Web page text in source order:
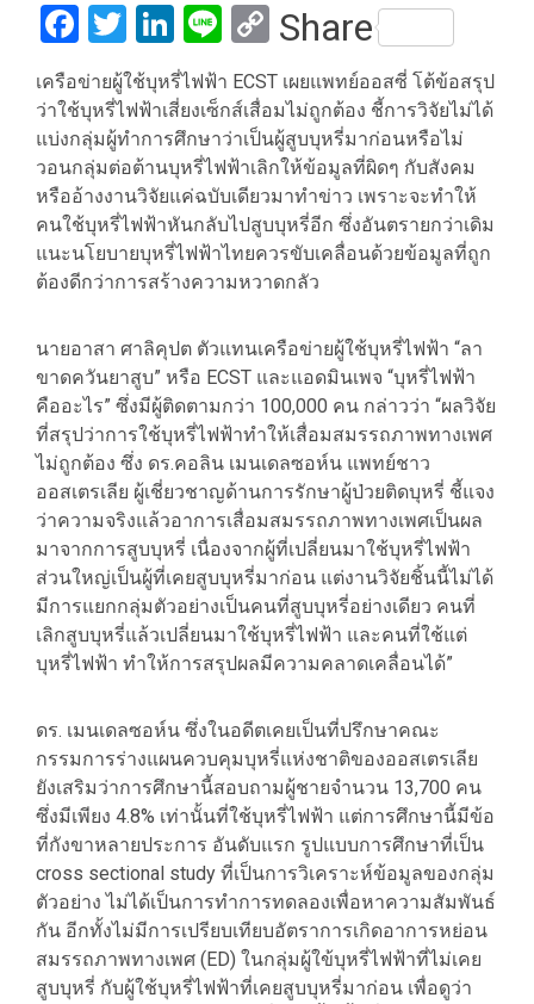
Facebook
Twitter
LinkedIn
LineCopy
Link
Share
เครือข่ายผู้ใช้บุหรี่ไฟฟ้า ECST เผยแพทย์ออสซี่ โต้ข้อสรุป
ว่าใช้บุหรี่ไฟฟ้าเสี่ยงเซ็กส์เสื่อมไม่ถูกต้อง ชี้การวิจัยไม่ได้
แบ่งกลุ่มผู้ทำการศึกษาว่าเป็นผู้สูบบุหรี่มาก่อนหรือไม่
วอนกลุ่มต่อต้านบุหรี่ไฟฟ้าเลิกให้ข้อมูลที่ผิดๆ กับสังคม
หรืออ้างงานวิจัยแค่ฉบับเดียวมาทำข่าว เพราะจะทำให้
คนใช้บุหรี่ไฟฟ้าหันกลับไปสูบบุหรี่อีก ซึ่งอันตรายกว่าเดิม
แนะนโยบายบุหรี่ไฟฟ้าไทยควรขับเคลื่อนด้วยข้อมูลที่ถูก
ต้องดีกว่าการสร้างความหวาดกลัว
นายอาสา ศาลิคุปต ตัวแทนเครือข่ายผู้ใช้บุหรี่ไฟฟ้า “ลา
ขาดควันยาสูบ” หรือ ECST และแอดมินเพจ “บุหรี่ไฟฟ้า
คืออะไร” ซึ่งมีผู้ติดตามกว่า 100,000 คน กล่าวว่า “ผลวิจัย
ที่สรุปว่าการใช้บุหรี่ไฟฟ้าทำให้เสื่อมสมรรถภาพทางเพศ
ไม่ถูกต้อง ซึ่ง ดร.คอลิน เมนเดลซอห์น แพทย์ชาว
ออสเตรเลีย ผู้เชี่ยวชาญด้านการรักษาผู้ป่วยติดบุหรี่ ชี้แจง
ว่าความจริงแล้วอาการเสื่อมสมรรถภาพทางเพศเป็นผล
มาจากการสูบบุหรี่ เนื่องจากผู้ที่เปลี่ยนมาใช้บุหรี่ไฟฟ้า
ส่วนใหญ่เป็นผู้ที่เคยสูบบุหรี่มาก่อน แต่งานวิจัยชิ้นนี้ไม่ได้
มีการแยกกลุ่มตัวอย่างเป็นคนที่สูบบุหรี่อย่างเดียว คนที่
เลิกสูบบุหรี่แล้วเปลี่ยนมาใช้บุหรี่ไฟฟ้า และคนที่ใช้แต่
บุหรี่ไฟฟ้า ทำให้การสรุปผลมีความคลาดเคลื่อนได้”
ดร. เมนเดลซอห์น ซึ่งในอดีตเคยเป็นที่ปรึกษาคณะ
กรรมการร่างแผนควบคุมบุหรี่แห่งชาติของออสเตรเลีย
ยังเสริมว่าการศึกษานี้สอบถามผู้ชายจำนวน 13,700 คน
ซึ่งมีเพียง 4.8% เท่านั้นที่ใช้บุหรี่ไฟฟ้า แต่การศึกษานี้มีข้อ
ที่กังขาหลายประการ อันดับแรก รูปแบบการศึกษาที่เป็น
cross sectional study ที่เป็นการวิเคราะห์ข้อมูลของกลุ่ม
ตัวอย่าง ไม่ได้เป็นการทำการทดลองเพื่อหาความสัมพันธ์
กัน อีกทั้งไม่มีการเปรียบเทียบอัตราการเกิดอาการหย่อน
สมรรถภาพทางเพศ (ED) ในกลุ่มผู้ใข้บุหรี่ไฟฟ้าที่ไม่เคย
สูบบุหรี่ กับผู้ใช้บุหรี่ไฟฟ้าที่เคยสูบบุหรี่มาก่อน เพื่อดูว่า